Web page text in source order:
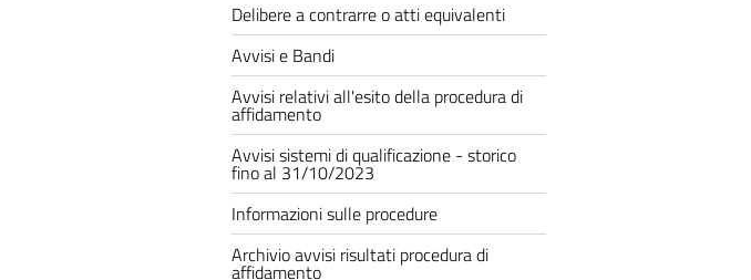
Delibere a contrarre o atti equivalenti
Avvisi e Bandi
Avvisi relativi all'esito della procedura di
affidamento
Avvisi sistemi di qualificazione - storico
fino al 31/10/2023
Informazioni sulle procedure
Archivio avvisi risultati procedura di
affidamento